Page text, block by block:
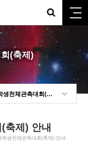
(축제)
전국학생천체관측대회(축제) 안내
축제) 안내
학생천체관측대회(축제) 안내